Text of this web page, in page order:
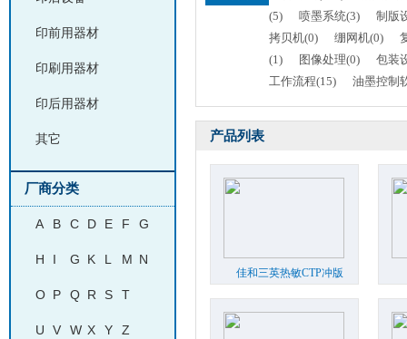
印前用器材
印刷用器材
印后用器材
其它
厂商分类
A B C D E F G
H I G K L M N
O P Q R S T
U V W X Y Z
(5)
喷墨系统(3)
制版
拷贝机(0)
绷网机(0)
(1)
图像处理(0)
包装
工作流程(15)
油墨控制
产品列表
佳和三英热敏CTP冲版